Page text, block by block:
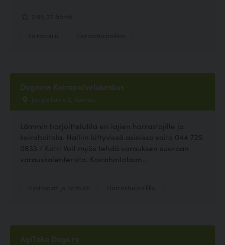
Dogness Koirapalvelukeskus
Jokipellontie 2, Kannus
Lämmin harjoittelutila eri lajien harrastajille ja
koirahoitola. Halliin liittyvissä asioissa soita 044 725
0633 / Katri Voit myös tehdä varauksen suoraan
varauskalenterista. Koirahoitolaan...
AgiToko Dogs ry